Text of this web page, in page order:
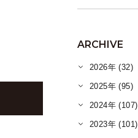
ARCHIVE
2026年 (32)
2025年 (95)
2024年 (107)
2023年 (101)